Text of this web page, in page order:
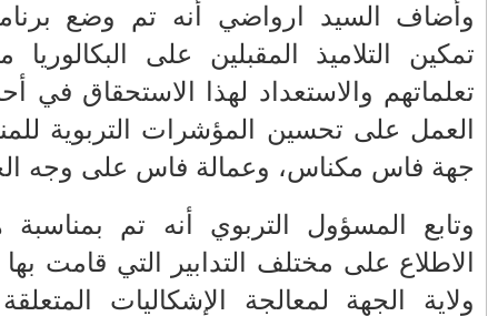
من أجل
مستوى
وكذا
على مستوى
أيضا،
بدعم من
وتجويد
الملك فيليبي السادس ...
المغرب يتخذ إجراءات وتدابير من
أجل توفير الماء للش...
مقتل مدنس القرأن الكريم في
السويد رميا بالرصاص
كيف ينخدع الإنسان بالخرافات وقد
اصطدام بين طائرة ركاب أمريكية
على متنها 64 شخصا وم...
الشيخ تميم بن حمد آل ثاني أول زعيم